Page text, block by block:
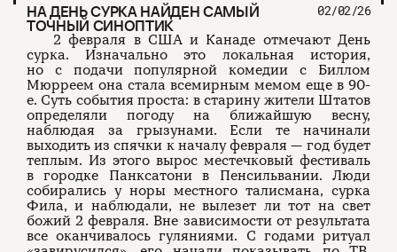
НА ДЕНЬ СУРКА НАЙДЕН САМЫЙ
ТОЧНЫЙ СИНОПТИК
02/02/26
2 февраля в США и Канаде отмечают День
сурка. Изначально это локальная история,
но с подачи популярной комедии с Биллом
Мюрреем она стала всемирным мемом еще в 90-
е. Суть события проста: в старину жители Штатов
определяли погоду на ближайшую весну,
наблюдая за грызунами. Если те начинали
выходить из спячки к началу февраля — год будет
теплым. Из этого вырос местечковый фестиваль
в городке Панксатони в Пенсильвании. Люди
собирались у норы местного талисмана, сурка
Фила, и наблюдали, не вылезет ли тот на свет
божий 2 февраля. Вне зависимости от результата
все оканчивалось гуляниями. С годами ритуал